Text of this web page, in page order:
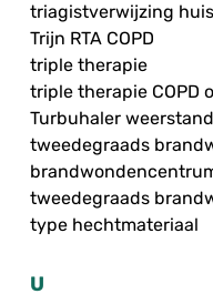
triagistverwijzing
Trijn RTA COPD
triple therapie
triple therapie COPD
Turbuhaler weerstand
tweedegraads
tweedegraads
type hechtmateriaal
U